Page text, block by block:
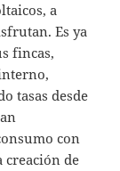
a
Es ya
fincas,
tasas desde
con
creación de